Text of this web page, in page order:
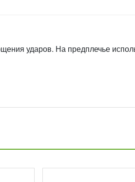
ударов. На предплечье